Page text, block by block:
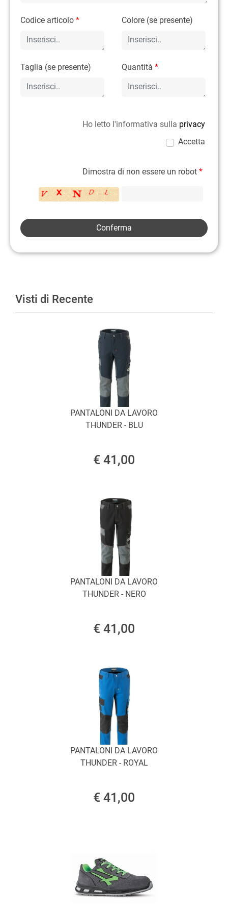
Codice articolo * Colore (se presente)
Taglia (se presente) Quantità*
Ho letto l'informativa sulla privacy
Accetta
Dimostra di non essere un robot *
Visti di Recente
PANTALONI DA LAVORO
THUNDER - BLU
€ 41,00
PANTALONI DA LAVORO
THUNDER - NERO
€ 41,00
PANTALONI DA LAVORO
THUNDER - ROYAL
€ 41,00